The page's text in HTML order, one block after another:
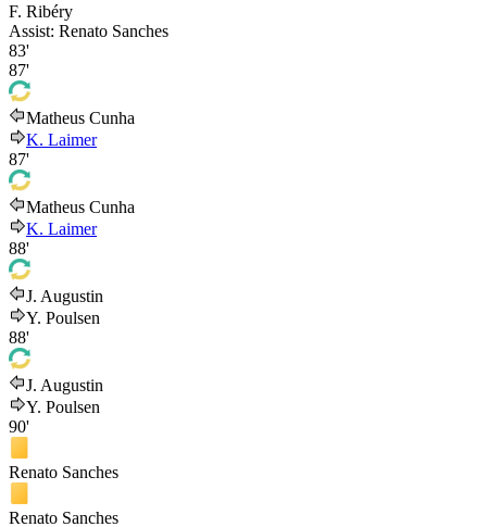
F. Ribéry
Assist: Renato Sanches
83'
87'
Matheus Cunha
K. Laimer
87'
Matheus Cunha
K. Laimer
88'
J. Augustin
Y. Poulsen
88'
J. Augustin
Y. Poulsen
90'
Renato Sanches
Renato Sanches